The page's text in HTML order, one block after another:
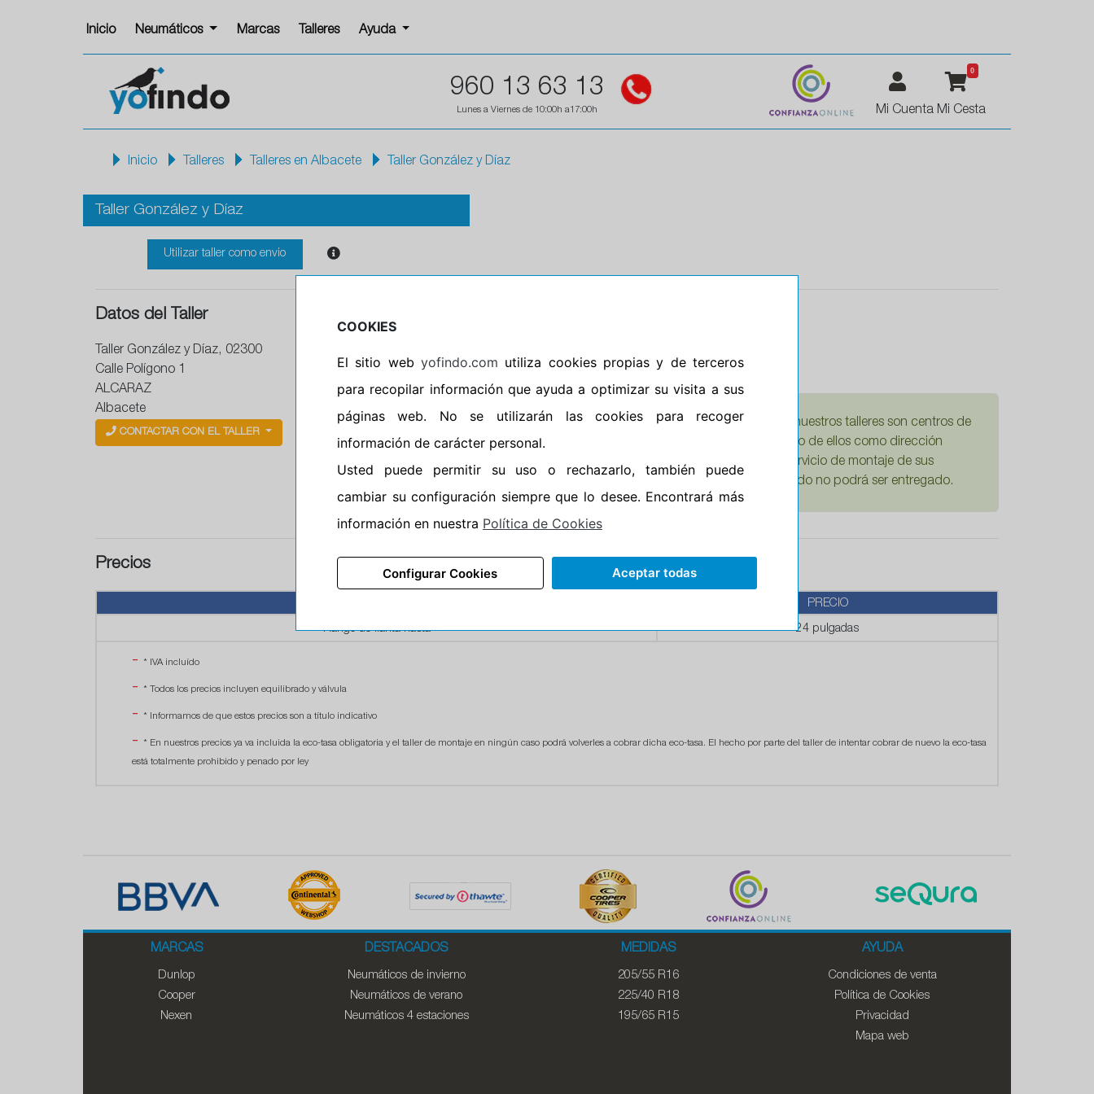
Inicio Neumáticos Marcas Talleres Ayuda
960 13 63 13
Lunes a Viernes de 10:00h a17:00h Mi Cuenta
0
Mi Cesta
Inicio Talleres Talleres en Albacete Taller González y Díaz
Taller González y Díaz
Utilizar taller como envio
Datos del Taller
Taller González y Díaz, 02300
Calle Polígono 1
ALCARAZ
Albacete
CONTACTAR CON EL TALLER
Horario de Cierre: 20:00
Aviso importante:Le recordamos que nuestros talleres son centros de
montaje, no de recogida. Si escoge uno de ellos como dirección
entrega esta acción lleva implícita el servicio de montaje de sus
neumáticos. En caso contrario su pedido no podrá ser entregado.
Precios
PRECIO
Rango de llanta hasta 24 pulgadas
* IVA incluído
* Todos los precios incluyen equilibrado y válvula
* Informamos de que estos precios son a título indicativo
* En nuestros precios ya va incluida la eco-tasa obligatoria y el taller de montaje en ningún caso podrá volverles a cobrar dicha eco-tasa. El hecho por parte del taller de intentar cobrar de nuevo la eco-tasa
está totalmente prohibido y penado por ley
MARCAS
Dunlop
Cooper
Nexen
DESTACADOS
Neumáticos de invierno
Neumáticos de verano
Neumáticos 4 estaciones
MEDIDAS
205/55 R16
225/40 R18
195/65 R15
AYUDA
Condiciones de venta
Política de Cookies
Privacidad
Mapa web
COOKIES
El sitio web yofindo.com utiliza cookies propias y de terceros
para recopilar información que ayuda a optimizar su visita a sus
páginas web. No se utilizarán las cookies para recoger
información de carácter personal.
Usted puede permitir su uso o rechazarlo, también puede
cambiar su configuración siempre que lo desee. Encontrará más
información en nuestra Política de Cookies
Configurar Cookies Aceptar todas